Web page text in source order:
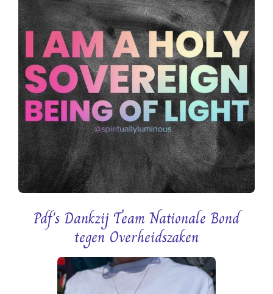
Pdf's Dankzij Team Nationale Bond
tegen Overheidszaken